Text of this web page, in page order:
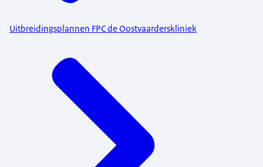
Uitbreidingsplannen FPC de Oostvaarderskliniek